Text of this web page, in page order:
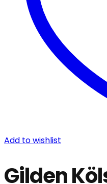
Add to wishlist
Gilden